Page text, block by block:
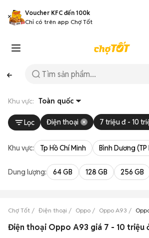
Voucher KFC đến 100k
Chỉ có trên app Chợ Tốt
Khu vực: Toàn quốc
Lọc Điện thoại 7 triệu đ - 10
Khu vực: Tp Hồ Chí Minh Bình Dương (TP
Dung lượng: 64 GB 128 GB 256 GB
Chợ Tốt Điện thoại Oppo Oppo A93